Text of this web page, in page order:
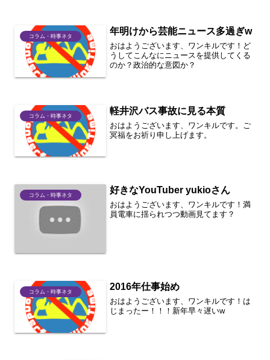
コラム・時事ネタ 年明けから芸能ニュース多過ぎw
おはようございます、ワンキルです！ど
うしてこんなにニュースを提供してくる
のか？政治的な意図か？
コラム・時事ネタ 軽井沢バス事故に見る本質
おはようございます、ワンキルです。ご
冥福をお祈り申し上げます。
コラム・時事ネタ 好きなYouTuber yukioさん
おはようございます、ワンキルです！満
員電車に揺られつつ動画見てます？
コラム・時事ネタ 2016年仕事始め
おはようございます、ワンキルです！は
じまったー！！！新年早々遅いw